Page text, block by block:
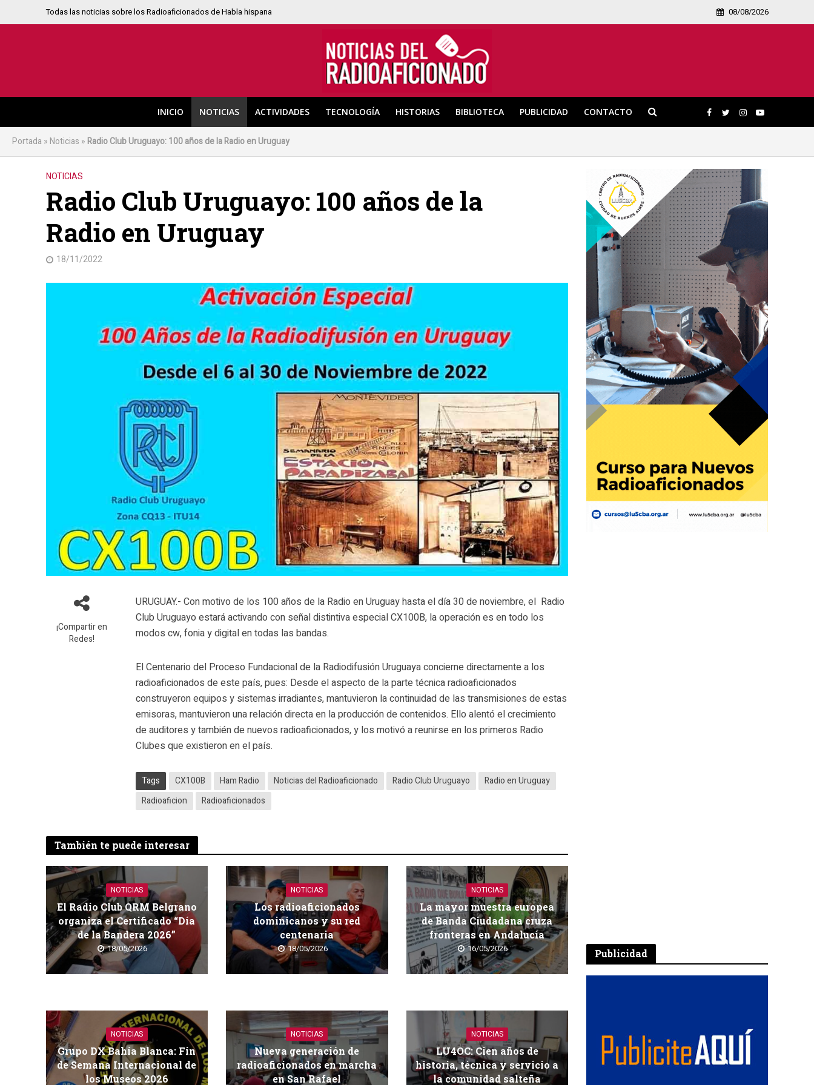
Todas las noticias sobre los Radioaficionados de Habla hispana 08/08/2026
INICIO NOTICIAS ACTIVIDADES TECNOLOGÍA HISTORIAS BIBLIOTECA PUBLICIDAD CONTACTO
Portada » Noticias » Radio Club Uruguayo: 100 años de la Radio en Uruguay
NOTICIAS
Radio Club Uruguayo: 100 años de la
Radio en Uruguay
18/11/2022
¡Compartir en
Redes!
URUGUAY.- Con motivo de los 100 años de la Radio en Uruguay hasta el día 30 de noviembre, el Radio
Club Uruguayo estará activando con señal distintiva especial CX100B, la operación es en todo los
modos cw, fonia y digital en todas las bandas.
El Centenario del Proceso Fundacional de la Radiodifusión Uruguaya concierne directamente a los
radioaficionados de este país, pues: Desde el aspecto de la parte técnica radioaficionados
construyeron equipos y sistemas irradiantes, mantuvieron la continuidad de las transmisiones de estas
emisoras, mantuvieron una relación directa en la producción de contenidos. Ello alentó el crecimiento
de auditores y también de nuevos radioaficionados, y los motivó a reunirse en los primeros Radio
Clubes que existieron en el país.
Tags CX100B Ham Radio Noticias del Radioaficionado Radio Club Uruguayo
Radio en Uruguay
Radioaficion
Radioaficionados
También te puede interesar
NOTICIAS
El Radio Club QRM Belgrano
organiza el Certificado “Día
de la Bandera 2026”
18/05/2026
NOTICIAS
Los radioaficionados
dominicanos y su red
centenaria
18/05/2026
NOTICIAS
La mayor muestra europea
de Banda Ciudadana cruza
fronteras en Andalucía
16/05/2026
NOTICIAS
Grupo DX Bahía Blanca: Fin
de Semana Internacional de
los Museos 2026
NOTICIAS
Nueva generación de
radioaficionados en marcha
en San Rafael
NOTICIAS
LU4OC: Cien años de
historia, técnica y servicio a
la comunidad salteña
Publicidad